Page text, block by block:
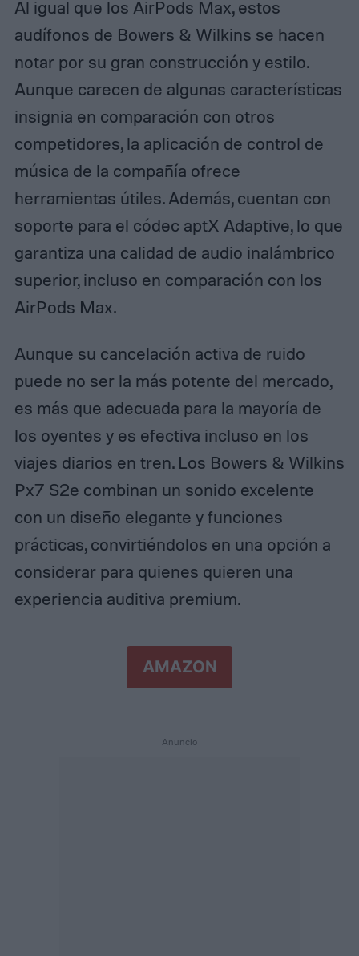
Al igual que los AirPods Max, estos
audífonos de Bowers & Wilkins se hacen
notar por su gran construcción y estilo.
Aunque carecen de algunas características
insignia en comparación con otros
competidores, la aplicación de control de
música de la compañía ofrece
herramientas útiles. Además, cuentan con
soporte para el códec aptX Adaptive, lo que
garantiza una calidad de audio inalámbrico
superior, incluso en comparación con los
AirPods Max.
Aunque su cancelación activa de ruido
puede no ser la más potente del mercado,
es más que adecuada para la mayoría de
los oyentes y es efectiva incluso en los
viajes diarios en tren. Los Bowers & Wilkins
Px7 S2e combinan un sonido excelente
con un diseño elegante y funciones
prácticas, convirtiéndolos en una opción a
considerar para quienes quieren una
experiencia auditiva premium.
AMAZON